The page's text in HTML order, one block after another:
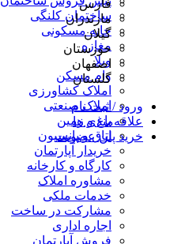
ساختمان کلنگی
خانه مسکونی
مغازه
ویلا
وام مسکن
املاک کشاورزی
املاک صنعتی
باغ و زمین
اتاق و پانسیون
خریدار آپارتمان
کارگاه و کارخانه
مشاوره املاک
خدمات ملکی
مشارکت در ساخت
اجاره اداری
فروش آپارتمان
فارس
مازندران
گیلان
خوزستان
اصفهان
گلستان
ورود / ثبت نام
علاقه‌مندی ها
خرید پلن عضویت